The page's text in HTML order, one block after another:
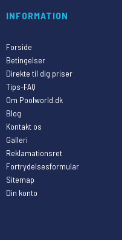
INFORMATION
Forside
Betingelser
Direkte til dig priser
Tips-FAQ
Om Poolworld.dk
Blog
Kontakt os
Galleri
Reklamationsret
Fortrydelsesformular
Sitemap
Din konto